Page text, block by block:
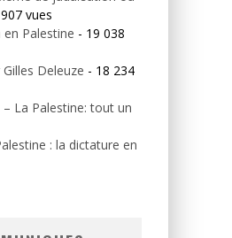
vues
Palestine - 19 038
Deleuze - 18 234
La Palestine: tout un
: la dictature en